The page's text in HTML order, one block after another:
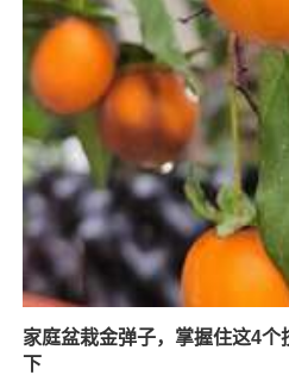
家庭盆栽金弹子，掌握住这4
下